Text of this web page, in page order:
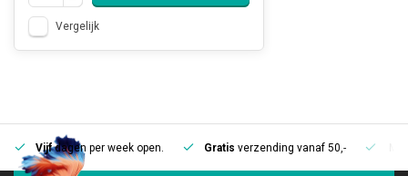
Vergelijk
Vijfdagen per week open. Gratis verzending vanaf 50,-